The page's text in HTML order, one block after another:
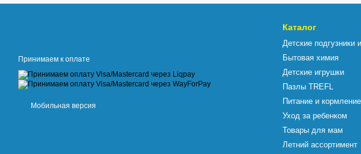
Принимаем к оплате
Мобильная версия
Каталог
Детские подгузники
Бытовая химия
Детские игрушки
Пазлы TREFL
Питание и кормление
Уход за ребенком
Товары для мам
Летний ассортимент